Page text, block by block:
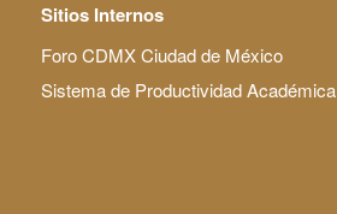
Sitios Internos
Foro CDMX Ciudad de México
Sistema de Productividad Académica